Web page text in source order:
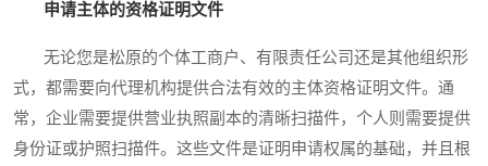
申请主体的资格证明文件
无论您是松原的个体工商户、有限责任公司还是其他组织形
式，都需要向代理机构提供合法有效的主体资格证明文件。通
常，企业需要提供营业执照副本的清晰扫描件，个人则需要提供
身份证或护照扫描件。这些文件是证明申请权属的基础，并且根